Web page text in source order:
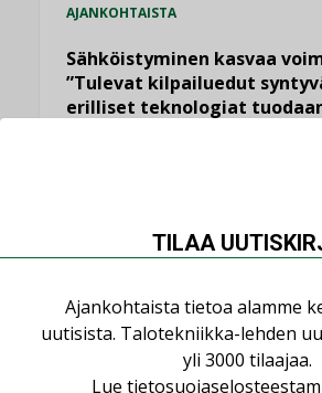
AJANKOHTAISTA
Sähköistyminen kasvaa
”Tulevat kilpailuedut
erilliset teknologiat
Kaivamattomat
LEHDEN ARTIKKELIT,TILAAJILLE
KATSO KAIKKI
TILAA
Ajankohtaista tietoa alamme
uutisista. Talotekniikka-lehden
yli 3000 tilaajaa.
Lue